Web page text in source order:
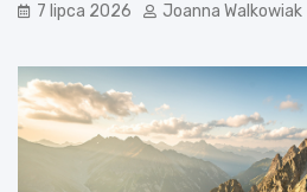
7 lipca 2026 Joanna Walkowiak